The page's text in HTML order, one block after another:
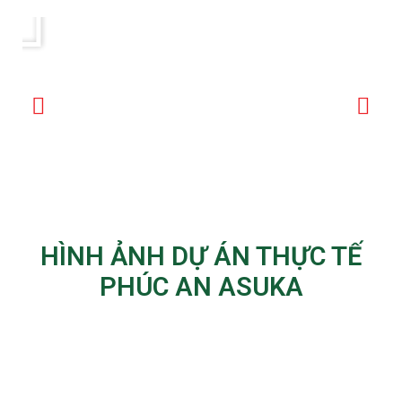
HÌNH ẢNH DỰ ÁN THỰC TẾ
PHÚC AN ASUKA